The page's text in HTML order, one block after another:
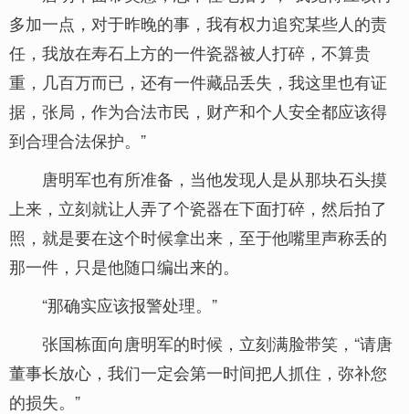
多加一点，对于昨晚的事，我有权力追究某些人的责
任，我放在寿石上方的一件瓷器被人打碎，不算贵
重，几百万而已，还有一件藏品丢失，我这里也有证
据，张局，作为合法市民，财产和个人安全都应该得
到合理合法保护。”
唐明军也有所准备，当他发现人是从那块石头摸
上来，立刻就让人弄了个瓷器在下面打碎，然后拍了
照，就是要在这个时候拿出来，至于他嘴里声称丢的
那一件，只是他随口编出来的。
“那确实应该报警处理。”
张国栋面向唐明军的时候，立刻满脸带笑，“请唐
董事长放心，我们一定会第一时间把人抓住，弥补您
的损失。”